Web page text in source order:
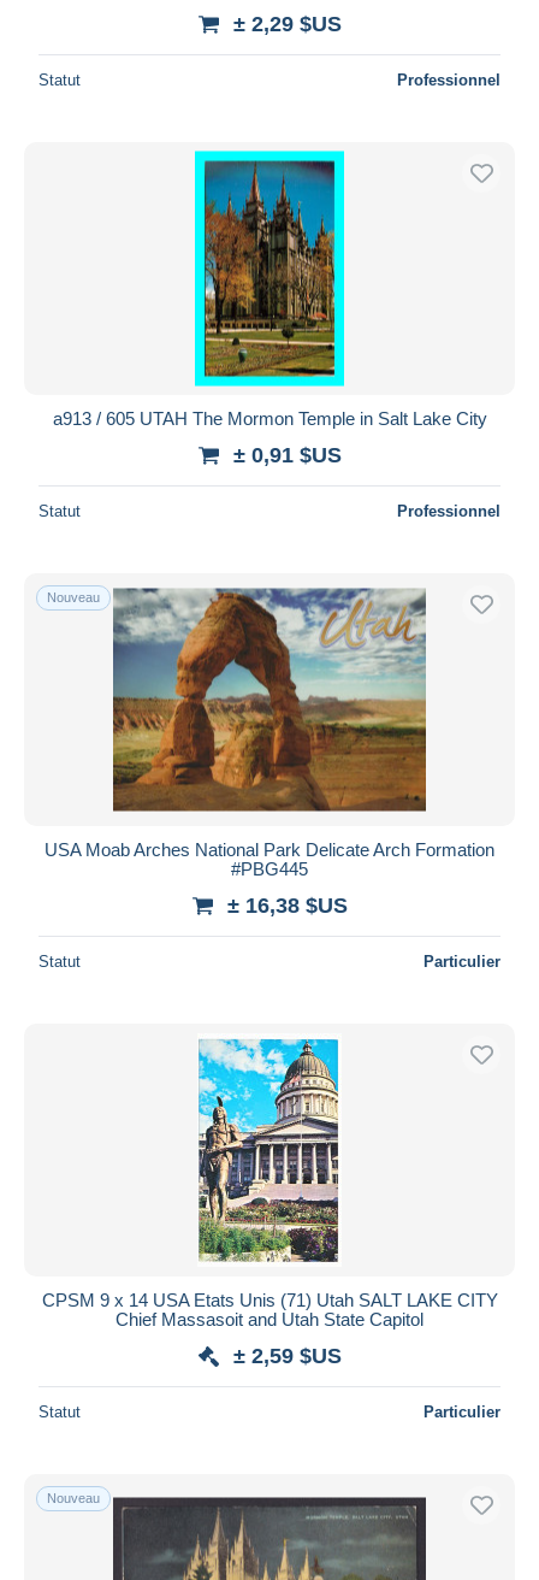
± 2,29 $US
Statut Professionnel
a913 / 605 UTAH The Mormon Temple in Salt Lake City
± 0,91 $US
Statut Professionnel
Nouveau
USA Moab Arches National Park Delicate Arch Formation
#PBG445
± 16,38 $US
Statut Particulier
CPSM 9 x 14 USA Etats Unis (71) Utah SALT LAKE CITY
Chief Massasoit and Utah State Capitol
± 2,59 $US
Statut Particulier
Nouveau